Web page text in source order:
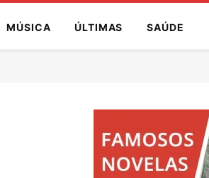
MÚSICA ÚLTIMAS SAÚDE